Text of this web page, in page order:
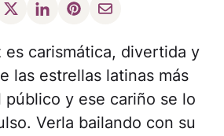
es carismática, divertida y
las estrellas latinas más
público y ese cariño se lo
Verla bailando con su